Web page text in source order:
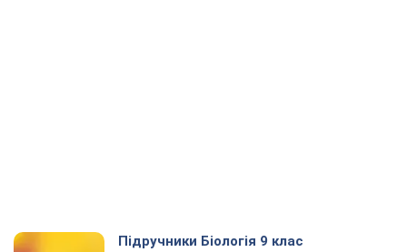
Підручники Біологія 9 клас